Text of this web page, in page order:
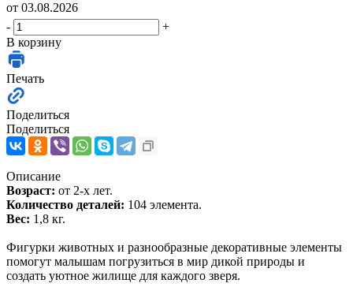
от 03.08.2026
-
+
В корзину
Печать
Поделиться
Поделиться
Описание
Возраст: от 2-х лет.
Количество деталей: 104 элемента.
Вес: 1,8 кг.
Фигурки животных и разнообразные декоративные элементы
помогут малышам погрузиться в мир дикой природы и
создать уютное жилище для каждого зверя.